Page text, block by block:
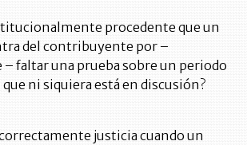
procedente que un
del contribuyente por –
faltar una prueba sobre un periodo
ni siquiera está en discusión?
justicia cuando un